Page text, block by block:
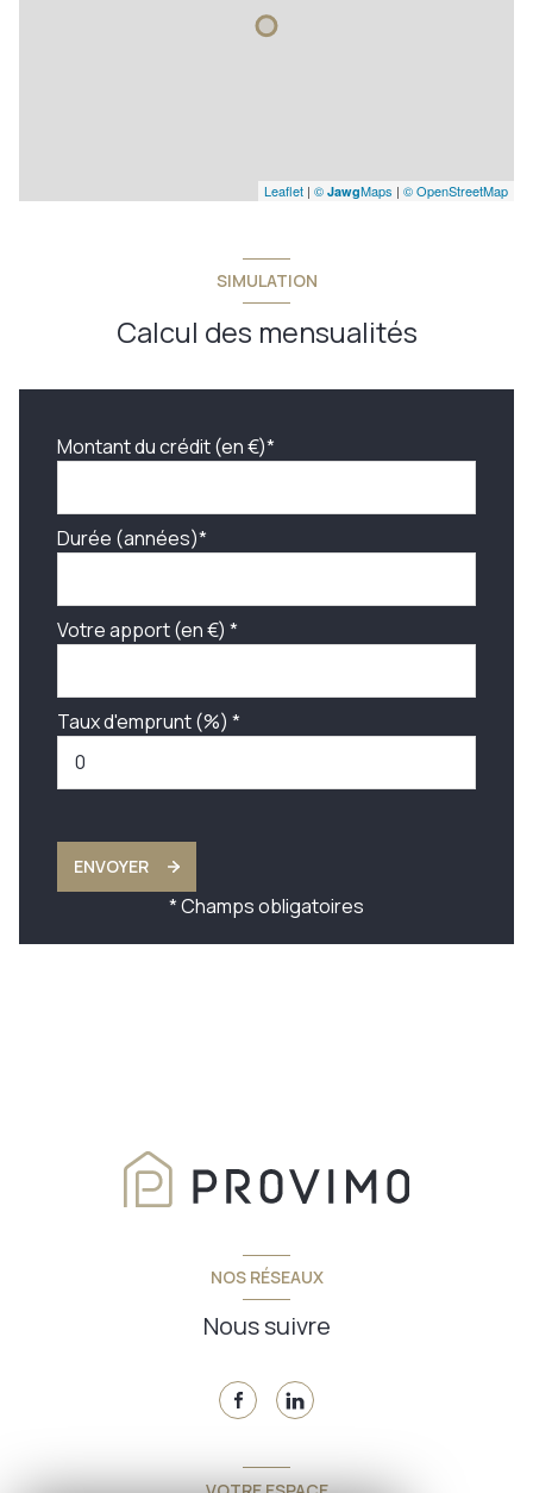
Leaflet | © JawgMaps | © OpenStreetMap
SIMULATION
Calcul des mensualités
Montant du crédit (en €)*
Durée (années)*
Votre apport (en €) *
Taux d'emprunt (%) *
ENVOYER
* Champs obligatoires
NOS RÉSEAUX
Nous suivre